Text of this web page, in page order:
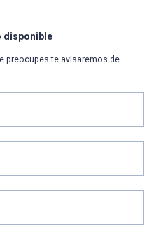
disponible
preocupes te avisaremos de